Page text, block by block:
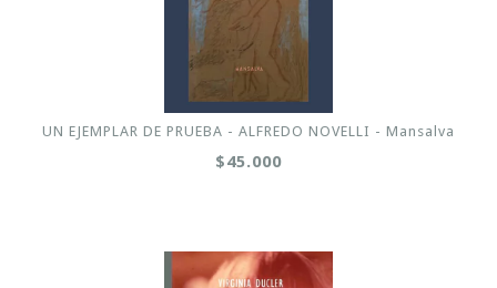
UN EJEMPLAR DE PRUEBA - ALFREDO NOVELLI - Mansalva
$45.000